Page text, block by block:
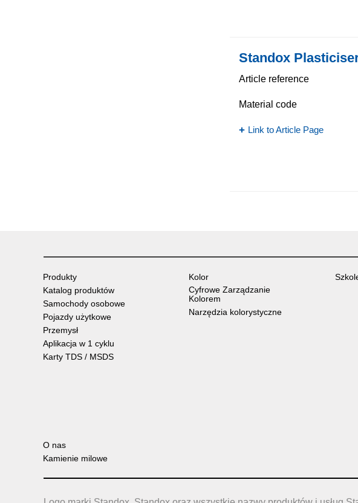
Standox
Article reference
Material code
Link to Article Page
Produkty
Katalog produktów
Samochody osobowe
Pojazdy użytkowe
Przemysł
Aplikacja w 1 cyklu
Karty TDS / MSDS
Kolor
Cyfrowe Zarządzanie
Kolorem
Narzędzia kolorystyczne
O nas
Kamienie milowe